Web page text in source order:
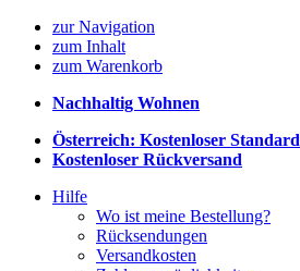
zur Navigation
zum Inhalt
zum Warenkorb
Nachhaltig Wohnen
Österreich: Kostenloser
Kostenloser Rückversand
Hilfe
Wo ist meine Bestellung?
Rücksendungen
Versandkosten